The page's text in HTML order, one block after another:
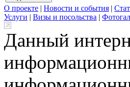
О проекте | Новости и события |
Услуги | Визы и посольства |
Данный